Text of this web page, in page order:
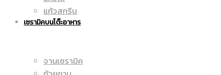
|
แก้ว
ราคา
แก้วสกรีน
เซรามิคบนโต๊ะอาหาร
จานเซรามิค